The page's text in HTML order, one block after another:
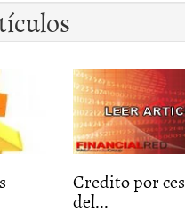
Credito por
del...